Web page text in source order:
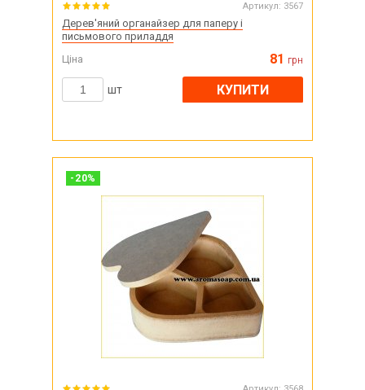
Артикул: 3567
Дерев'яний органайзер для паперу і
письмового приладдя
Ціна
81 грн
шт КУПИТИ
- 20%